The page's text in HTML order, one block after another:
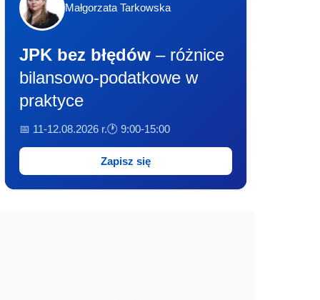
Małgorzata Tarkowska
JPK bez błędów – różnice
bilansowo-podatkowe w
praktyce
📅 11-12.08.2026 r.🕐 9:00-15:00
Zapisz się